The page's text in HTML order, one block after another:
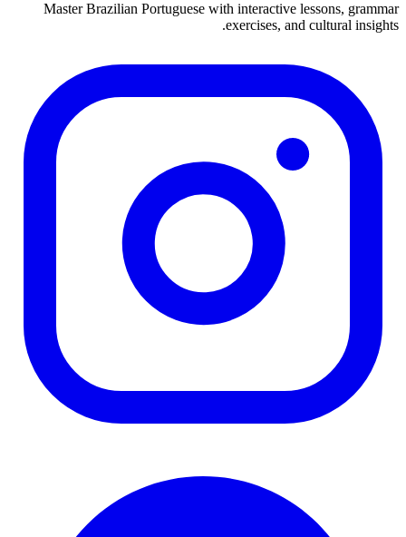
Master Brazilian Portuguese with interactive lessons, grammar
exercises, and cultural insights.